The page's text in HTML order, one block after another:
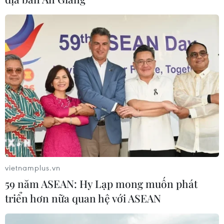
về tiền đồng của Việt Nam
07/08/2026 12:46
Phép thử sức chống chịu của kinh tế
ASEAN
07/08/2026 12:35
Thuế polysilicon: Doanh nghiệp Hàn
Quốc tại Mỹ có lợi thế
Tầm nhìn bán dẫn của Malaysia: Đi
từ thế mạnh sẵn có lên nấc thang giá
vietnamplus.vn
59 năm ASEAN: Hy Lạp mong muốn phát
triển hơn nữa quan hệ với ASEAN